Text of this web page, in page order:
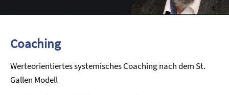
Coaching
Werteorientiertes systemisches Coaching nach dem St.
Gallen Modell